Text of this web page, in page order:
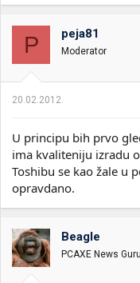
P peja81
Moderator
20.02.2012.
U principu bih prvo
ima kvaliteniju izradu
Toshibu se kao žale u
opravdano.
Beagle
PCAXE News Guru